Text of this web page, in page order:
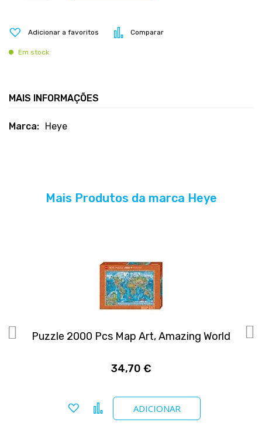
Adicionar a favoritos Comparar
Em stock
MAIS INFORMAÇÕES
Mais
Heye
Mais Produtos da marca Heye
Puzzle 2000 Pcs Map Art, Amazing World
34,70 €
ADICIONAR
Adicionar a favoritos
Comparar